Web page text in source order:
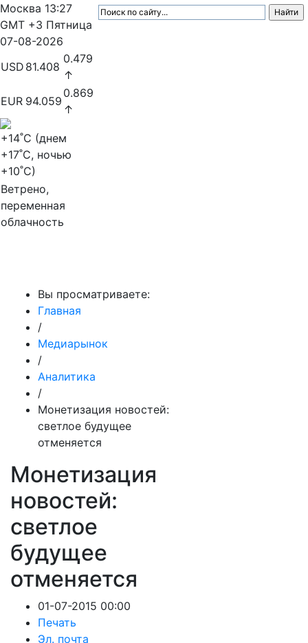
Москва 13:27
GMT +3 Пятница
07-08-2026
USD 81.408
0.479
↑
EUR 94.059
0.869
↑
+14˚C (днем
+17˚C, ночью
+10˚C)
Ветрено,
переменная
облачность
Вы просматриваете:
Главная
/
Медиарынок
/
Аналитика
/
Монетизация новостей:
светлое будущее
отменяется
Монетизация
новостей:
светлое
будущее
отменяется
01-07-2015 00:00
Печать
Эл. почта